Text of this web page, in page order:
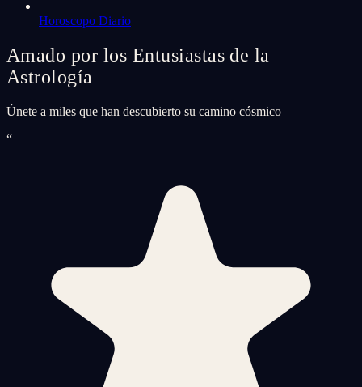
Horoscopo Diario
Amado por los Entusiastas de la
Astrología
Únete a miles que han descubierto su camino cósmico
“